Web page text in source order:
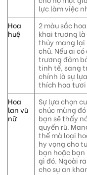
lực làm việc
Hoa
huệ
2 màu sắc
khai trương
thủy mang lại
chủ. Nếu ai
trương đảm
tinh tế, sang
chính là sự
thích hoa tươi
Hoa
lan vũ
nữ
Sự lựa chọn
chúc mừng
bạn sẽ thấy
quyến rũ.
thế mà loại
hy vọng cho
bạn hoặc
gì đó. Ngoài
cho sự an